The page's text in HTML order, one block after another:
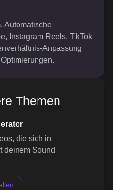
Automatische
Instagram Reels, TikTok
Anpassung
Themen
die sich in
deinem Sound